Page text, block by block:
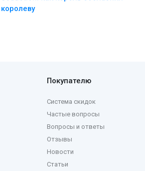
королеву
Покупателю
Система скидок
Частые вопросы
Вопросы и ответы
Отзывы
Новости
Статьи